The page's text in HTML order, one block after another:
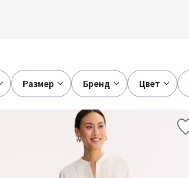
размер бренд цвет